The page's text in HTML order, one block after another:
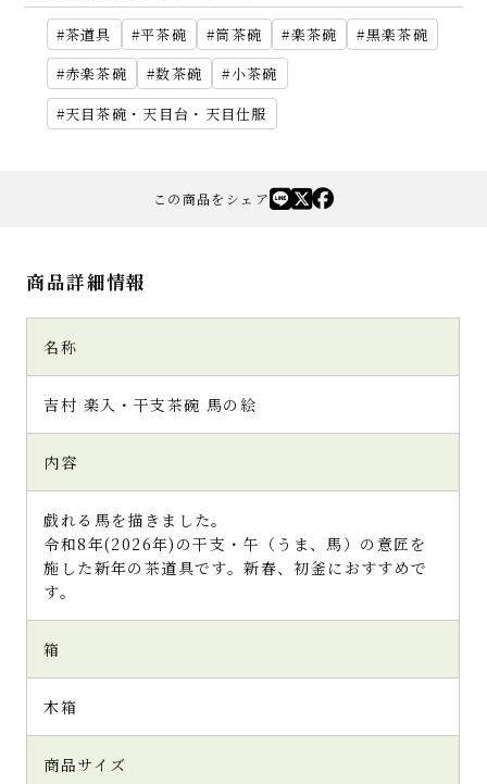
茶道具 平茶碗 筒茶碗 楽茶碗
黒楽茶碗
赤楽茶碗
数茶碗
小茶碗
天目茶碗・天目台・天目仕服
この商品をシェア
商品詳細情報
名称
吉村 楽入・干支茶碗 馬の絵
内容
戯れる馬を描きました。
令和8年(2026年)の干支・午（うま、馬）の意匠を
施した新年の茶道具です。新春、初釜におすすめで
す。
箱
木箱
商品サイズ